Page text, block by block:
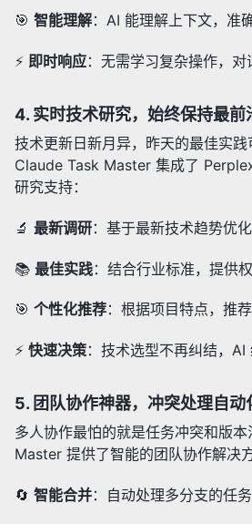
🎯 智能理解：AI 能理解上下文，准
⚡ 即时响应：无需学习复杂操作，对
4. 实时技术研究，始终保持最前
技术更新日新月异，昨天的最佳实践
Claude Task Master 集成了
研究支持：
🔬 最新调研：基于最新技术趋势优
📚 最佳实践：结合行业标准，提供
🎯 个性化推荐：根据项目特点，推
⚡ 快速决策：技术选型不再纠结，AI
5. 团队协作神器，冲突处理自动
多人协作最怕的就是任务冲突和版
Master 提供了智能的团队协作解决方
🔄 智能合并：自动处理多分支的任